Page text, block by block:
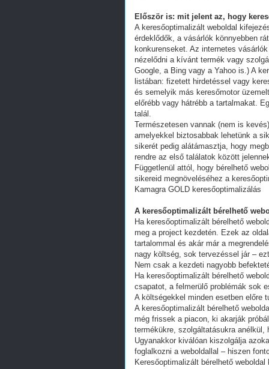
Először is: mit jelent az, hogy
A keresőoptimalizált weboldal
érdeklődők, a vásárlók könnyebben
konkurenseket. Az internetes
nézelődni a kívánt termék vagy
Google, a Bing vagy a Yahoo is.) A
listában: fizetett hirdetéssel vagy
és semelyik más keresőmotor
előrébb vagy hátrébb a tartalmakat.
talál.
Természetesen vannak (nem is
amelyekkel biztosabbak lehetünk a
sikerét pedig alátámasztja, hogy
rendre az első találatok között
Függetlenül attól, hogy bérelhető
sikereid megnöveléséhez a
Kamagra GOLD keresőoptimalizálás
A keresőoptimalizált bérelhető
Ha keresőoptimalizált bérelhető
meg a project kezdetén. Ezek az
tartalommal és akár már a
nagy költség, sok tervezéssel jár –
Nem csak a kezdeti nagyobb
Ha keresőoptimalizált bérelhető
csapatot, a felmerülő problémák sok
A költségekkel minden esetben előre
A keresőoptimalizált bérelhető
még frissek a piacon, ki akarják
termékükre, szolgáltatásukra anélkül,
Ugyanakkor kiválóan kiszolgálja
foglalkozni a weboldallal – hiszen
Keresőoptimalizált bérelhető